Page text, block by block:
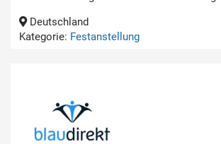
Deutschland
Kategorie: Festanstellung